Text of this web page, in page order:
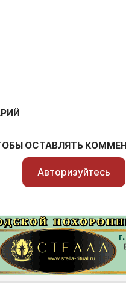
ОСТАВЛЯТЬ
Авторизуйтесь